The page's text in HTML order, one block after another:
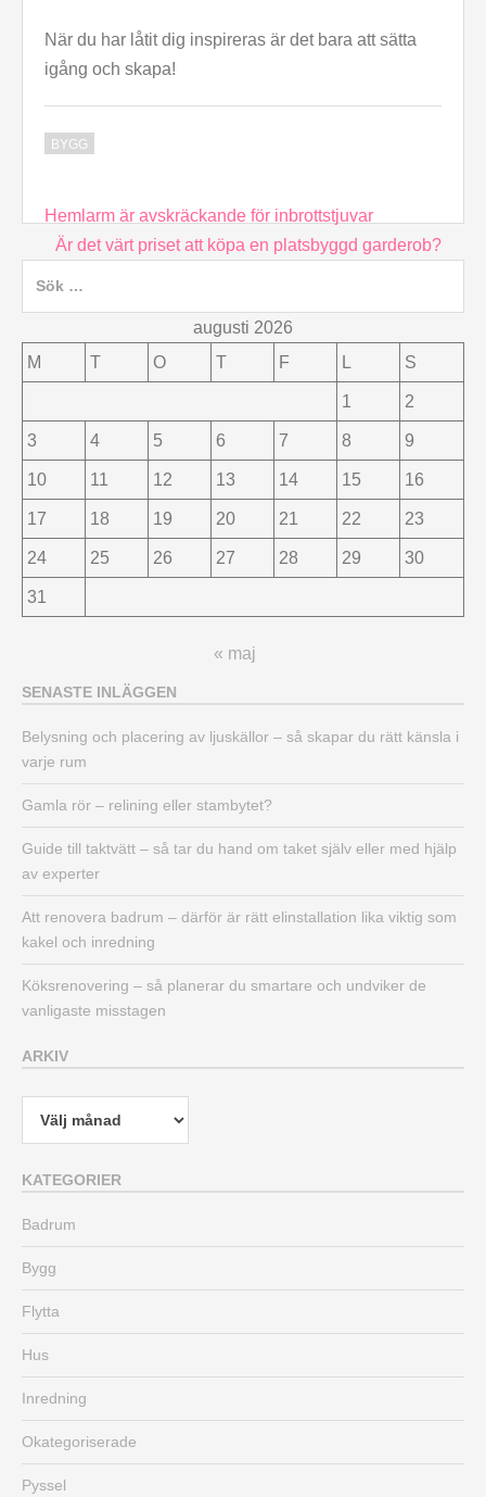
När du har låtit dig inspireras är det bara att sätta
igång och skapa!
BYGG
Inläggsnavigering
Hemlarm är avskräckande för inbrottstjuvar
Är det värt priset att köpa en platsbyggd garderob?
augusti 2026
M
T O T F L S
1 2
3 4 5 6 7 8 9
10 11 12 13 14 15 16
17 18 19 20 21 22 23
24 25 26 27 28 29 30
31
« maj
SENASTE INLÄGGEN
Belysning och placering av ljuskällor – så skapar du rätt känsla i
varje rum
Gamla rör – relining eller stambytet?
Guide till taktvätt – så tar du hand om taket själv eller med hjälp
av experter
Att renovera badrum – därför är rätt elinstallation lika viktig som
kakel och inredning
Köksrenovering – så planerar du smartare och undviker de
vanligaste misstagen
ARKIV
Arkiv
KATEGORIER
Badrum
Bygg
Flytta
Hus
Inredning
Okategoriserade
Pyssel